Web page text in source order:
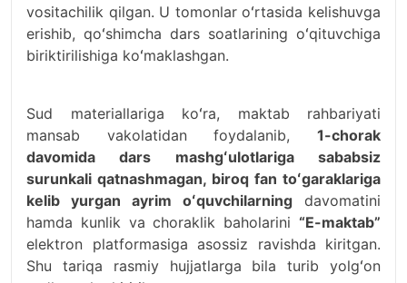
vositachilik qilgan. U tomonlar oʻrtasida kelishuvga
erishib, qoʻshimcha dars soatlarining oʻqituvchiga
biriktirilishiga koʻmaklashgan.
Sud materiallariga koʻra, maktab rahbariyati
mansab vakolatidan foydalanib, 1-chorak
davomida dars mashgʻulotlariga sababsiz
surunkali qatnashmagan, biroq fan toʻgaraklariga
kelib yurgan ayrim oʻquvchilarning davomatini
hamda kunlik va choraklik baholarini “E-maktab”
elektron platformasiga asossiz ravishda kiritgan.
Shu tariqa rasmiy hujjatlarga bila turib yolgʻon